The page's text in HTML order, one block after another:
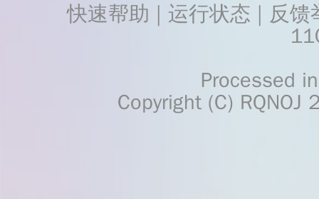
快速帮助 | 运行状态 | 反馈